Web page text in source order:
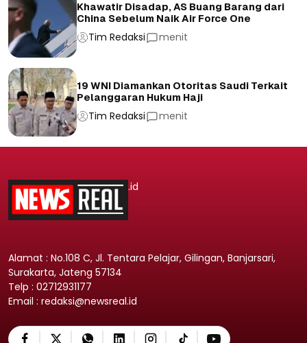
Khawatir Disadap, AS Buang Barang dari
China Sebelum Naik Air Force One
Tim Redaksi menit
19 WNI Diamankan Otoritas Saudi Terkait
Pelanggaran Hukum Haji
Tim Redaksi menit
.id
Alamat : No.108 C, Jl. Tentara Pelajar, Gilingan, Banjarsari,
Surakarta, Jateng 57134
Telp : 02712931177
Email : redaksi@newsreal.id